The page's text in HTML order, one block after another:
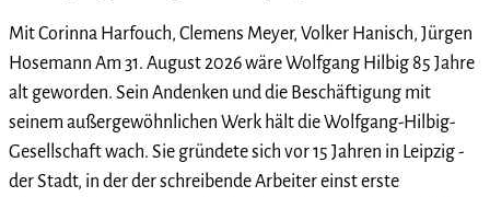
Mit Corinna Harfouch, Clemens Meyer, Volker Hanisch, Jürgen
Hosemann Am 31. August 2026 wäre Wolfgang Hilbig 85 Jahre
alt geworden. Sein Andenken und die Beschäftigung mit
seinem außergewöhnlichen Werk hält die Wolfgang-Hilbig-
Gesellschaft wach. Sie gründete sich vor 15 Jahren in Leipzig -
der Stadt, in der der schreibende Arbeiter einst erste